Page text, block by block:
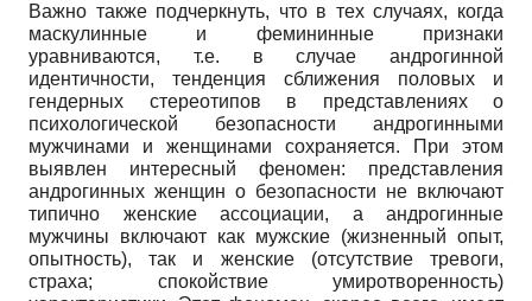
Важно также подчеркнуть, что в тех случаях, когда
маскулинные и феминин­ные признаки
уравниваются, т.е. в случае андрогинной
идентичности, тенденция сближения половых и
гендерных стереотипов в представлениях о
психологической безопасности андрогинными
мужчинами и женщинами сохраняется. При этом
выявлен интересный феномен: представления
андрогинных женщин о безопасности не включают
типично женские ассоциации, а андрогинные
мужчины включают как мужские (жизненный опыт,
опытность), так и женские (отсутствие тревоги,
страха; спокойствие умиротворенность)